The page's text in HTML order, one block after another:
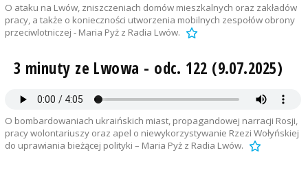
O ataku na Lwów, zniszczeniach domów mieszkalnych oraz zakładów
pracy, a także o konieczności utworzenia mobilnych zespołów obrony
przeciwlotniczej - Maria Pyż z Radia Lwów.
3 minuty ze Lwowa - odc. 122 (9.07.2025)
O bombardowaniach ukraińskich miast, propagandowej narracji Rosji,
pracy wolontariuszy oraz apel o niewykorzystywanie Rzezi Wołyńskiej
do uprawiania bieżącej polityki – Maria Pyż z Radia Lwów.